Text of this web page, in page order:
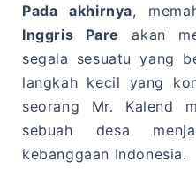
Pada akhirnya,
Inggris Pare akan
segala sesuatu yang
langkah kecil yang
seorang Mr. Kalend
sebuah desa
kebanggaan Indonesia.